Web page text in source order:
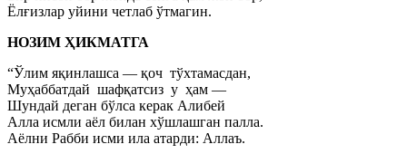
Ёлғизлар уйини четлаб ўтмагин.
НОЗИМ ҲИКМАТГА
“Ўлим яқинлашса — қоч тўхтамасдан,
Муҳаббатдай шафқатсиз у ҳам —
Шундай деган бўлса керак Алибей
Алла исмли аёл билан хўшлашган палла.
Аёлни Рабби исми ила атарди: Аллаъ.